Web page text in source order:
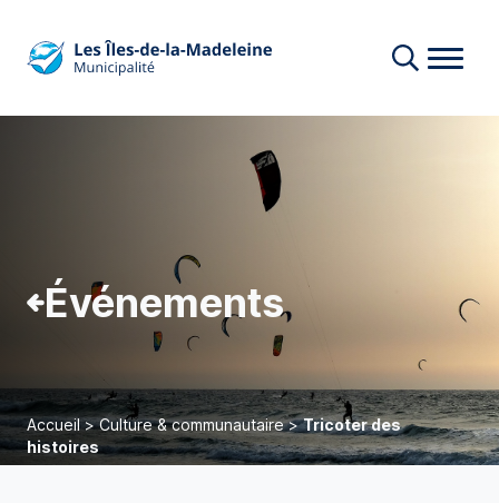
Événements
Accueil>Culture & communautaire>Tricoter des
histoires